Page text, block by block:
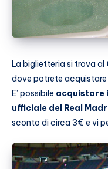
La biglietteria si trova al
dove potrete acquistare
E’ possibile acquistare
ufficiale del Real
sconto di circa 3€ e vi